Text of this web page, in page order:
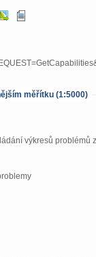
měřítku (1:5000)
výkresů